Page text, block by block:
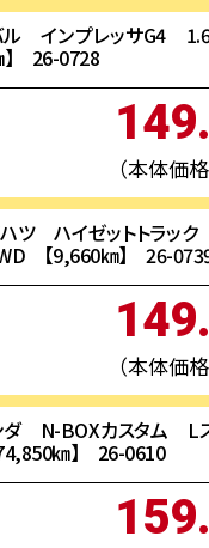
インプレッサG4
】 26-0728
（本体価
ツ ハイゼットトラッ
【9,660㎞】 26-
（本体価
N-BOXカスタム L
㎞】 26-0610